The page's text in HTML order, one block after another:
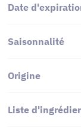
Date
Saisonnalité
Origine
Liste